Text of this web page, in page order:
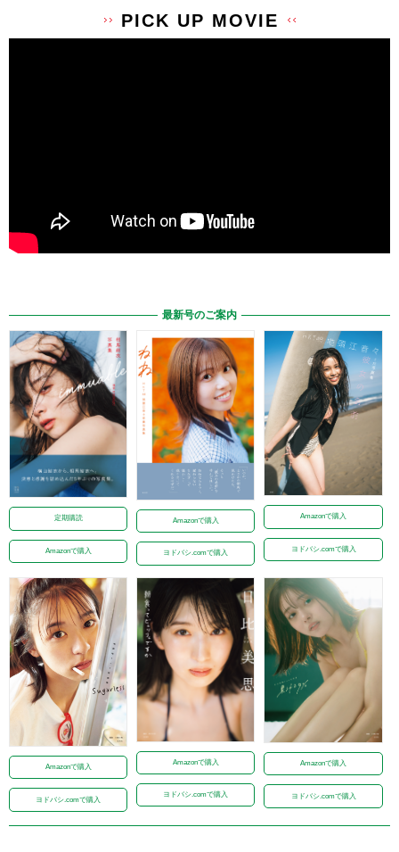
PICK UP MOVIE
最新号のご案内
定期購読
Amazonで購入
Amazonで購入
ヨドバシ.comで購入
Amazonで購入
ヨドバシ.comで購入
Amazonで購入
ヨドバシ.comで購入
Amazonで購入
ヨドバシ.comで購入
Amazonで購入
ヨドバシ.comで購入